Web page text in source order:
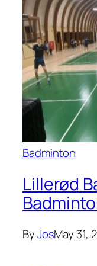
Badminton
Lillerød
ByJosMay 31,